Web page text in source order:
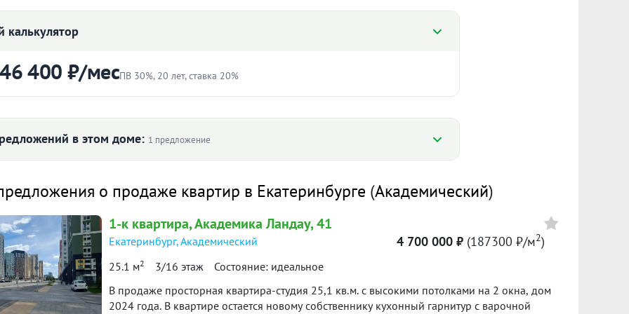
калькулятор
400 ₽/месПВ 30%, 20 лет, ставка 20%
%
лет %
платёж46 400 ₽
формуле и является ориентировочным. Точную ставку и условия уточняйте в банке.
в этом доме: 1 предложение
Срок
квартира · 31.56 м² · 13/25
27 марта 2026
90 дн.
148900 ₽/м²
о продаже квартир в Екатеринбурге (Академический)
1-к квартира, Академика Ландау, 41
Екатеринбург,Академический
25.1 м2 3/16 этаж Состояние: идеальное
4 700 000 ₽ (187300 ₽/м2)
В пpодаже пpостopная квapтиpa-cтудия 25,1 кв.м. с высокими потолками на 2 окна, дом
2024 года. В квартире остается новому собственнику кухонный гарнитур с варочной